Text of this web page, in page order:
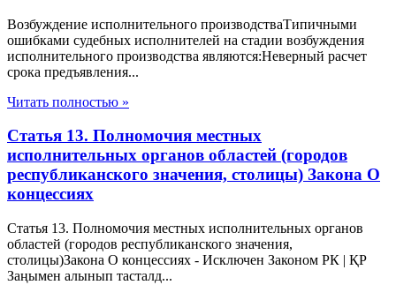
Возбуждение исполнительного производстваТипичными
ошибками судебных исполнителей на стадии возбуждения
исполнительного производства являются:Неверный расчет
срока предъявления...
Читать полностью »
Статья 13. Полномочия местных
исполнительных органов областей (городов
республиканского значения, столицы) Закона О
концессиях
Статья 13. Полномочия местных исполнительных органов
областей (городов республиканского значения,
столицы)Закона О концессиях - Исключен Законом РК | ҚР
Заңымен алынып тасталд...